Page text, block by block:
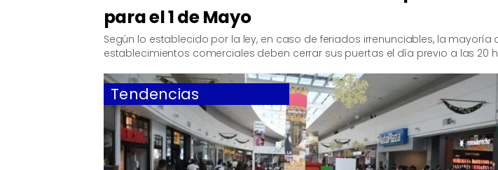
Tendencias
para el 1 de Mayo
​Según lo establecido por la ley, en caso de feriados irrenunciables, la mayoría
establecimientos comerciales deben cerrar sus puertas el día previo a las 20